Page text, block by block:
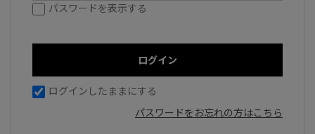
パスワードを表示する
ログインしたままにする
パスワードをお忘れの方はこちら